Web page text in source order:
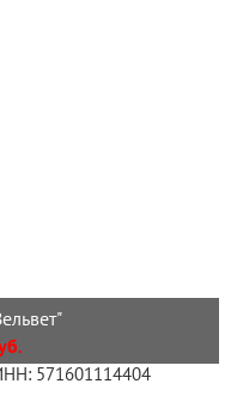
571601114404